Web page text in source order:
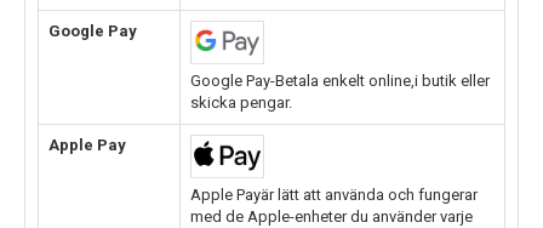
Google Pay
Google Pay-Betala enkelt online,i butik eller
skicka pengar.
Apple Pay
Apple Payär lätt att använda och fungerar
med de Apple-enheter du använder varje